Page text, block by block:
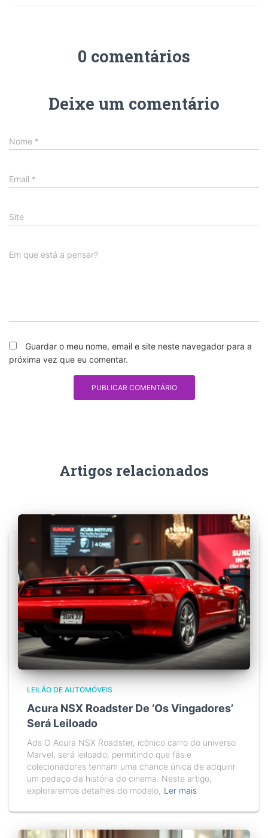
0 comentários
Deixe um comentário
Nome *
Email *
Site
Em que está a pensar?
Guardar o meu nome, email e site neste navegador para a
próxima vez que eu comentar.
Artigos relacionados
LEILÃO DE AUTOMÓVEIS
Acura NSX Roadster De ‘Os Vingadores’
Será Leiloado
Ads O Acura NSX Roadster, icônico carro do universo
Marvel, será leiloado, permitindo que fãs e
colecionadores tenham uma chance única de adquirir
um pedaço da história do cinema. Neste artigo,
exploraremos detalhes do modelo, Ler mais